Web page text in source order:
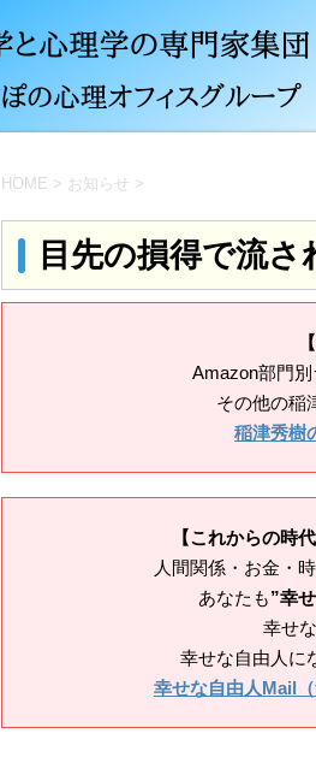
HOME > お知らせ >
目先の損得で流さ
Amazon部門
その他の稲
稲津秀樹
【これからの時
人間関係・お金・
あなたも”幸
幸せ
幸せな自由人に
幸せな自由人Mail